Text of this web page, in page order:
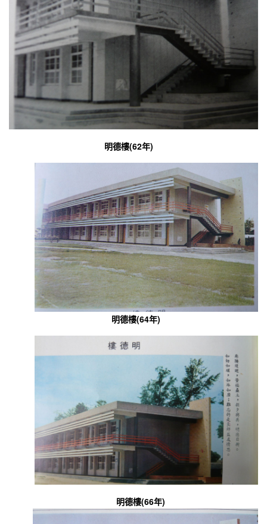
明德樓(62年)
明德樓(64年)
明德樓(66年)